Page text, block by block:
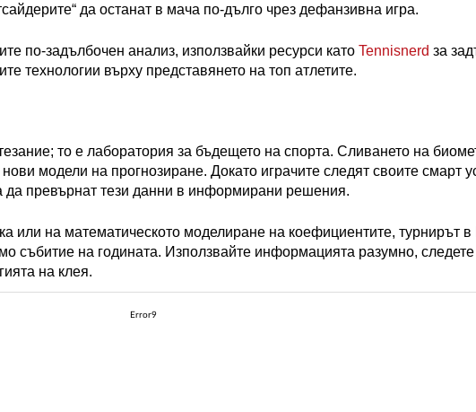
да останат в мача по-дълго чрез дефанзивна игра.
по-задълбочен анализ, използвайки ресурси като Tennisnerd за
технологии върху представянето на топ атлетите.
то е лаборатория за бъдещето на спорта. Сливането на
модели на прогнозиране. Докато играчите следят своите смарт
да превърнат тези данни в информирани решения.
или на математическото моделиране на коефициентите, турнирът
събитие на годината. Използвайте информацията разумно,
на клея.
Error9